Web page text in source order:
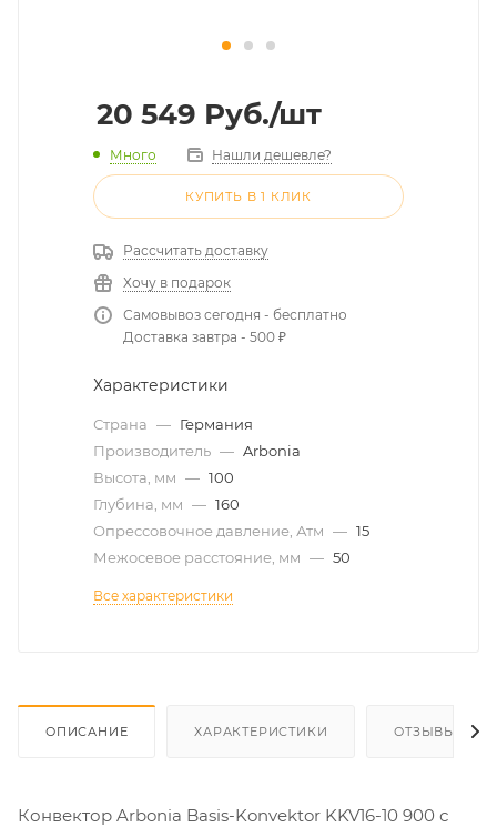
20 549 Руб./шт
Много Нашли дешевле?
КУПИТЬ В 1 КЛИК
Рассчитать доставку
Хочу в подарок
Самовывоз сегодня - бесплатно
Доставка завтра - 500 ₽
Характеристики
Страна — Германия
Производитель — Arbonia
Высота, мм — 100
Глубина, мм — 160
Опрессовочное давление, Атм — 15
Межосевое расстояние, мм — 50
Все характеристики
ОПИСАНИЕ ХАРАКТЕРИСТИКИ ОТЗЫВЫ
Конвектор Arbonia Basis-Konvektor KKV16-10 900 с